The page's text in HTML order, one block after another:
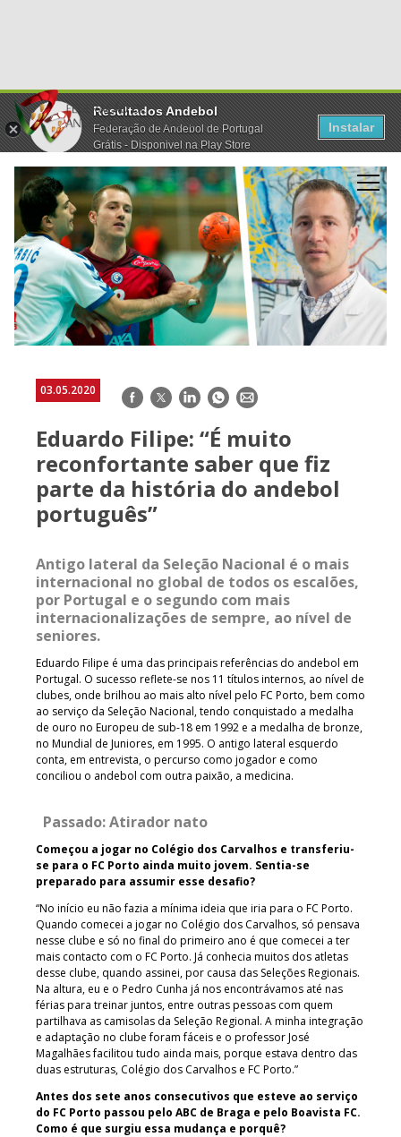
Resultados Andebol
Federação de Andebol de Portugal
Grátis - Disponivel na Play Store
Instalar
03.05.2020 Facebook
TwitterLinkedInWhatsApp
E-
Eduardo Filipe: “É muito
reconfortante saber que fiz
parte da história do andebol
português”
Antigo lateral da Seleção Nacional é o mais
internacional no global de todos os escalões,
por Portugal e o segundo com mais
internacionalizações de sempre, ao nível de
seniores.
Eduardo Filipe é uma das principais referências do andebol em
Portugal. O sucesso reflete-se nos 11 títulos internos, ao nível de
clubes, onde brilhou ao mais alto nível pelo FC Porto, bem como
ao serviço da Seleção Nacional, tendo conquistado a medalha
de ouro no Europeu de sub-18 em 1992 e a medalha de bronze,
no Mundial de Juniores, em 1995. O antigo lateral esquerdo
conta, em entrevista, o percurso como jogador e como
conciliou o andebol com outra paixão, a medicina.
Passado: Atirador nato
Começou a jogar no Colégio dos Carvalhos e transferiu-
se para o FC Porto ainda muito jovem. Sentia-se
preparado para assumir esse desafio?
“No início eu não fazia a mínima ideia que iria para o FC Porto.
Quando comecei a jogar no Colégio dos Carvalhos, só pensava
nesse clube e só no final do primeiro ano é que comecei a ter
mais contacto com o FC Porto. Já conhecia muitos dos atletas
desse clube, quando assinei, por causa das Seleções Regionais.
Na altura, eu e o Pedro Cunha já nos encontrávamos até nas
férias para treinar juntos, entre outras pessoas com quem
partilhava as camisolas da Seleção Regional. A minha integração
e adaptação no clube foram fáceis e o professor José
Magalhães facilitou tudo ainda mais, porque estava dentro das
duas estruturas, Colégio dos Carvalhos e FC Porto.”
Antes dos sete anos consecutivos que esteve ao serviço
do FC Porto passou pelo ABC de Braga e pelo Boavista FC.
Como é que surgiu essa mudança e porquê?